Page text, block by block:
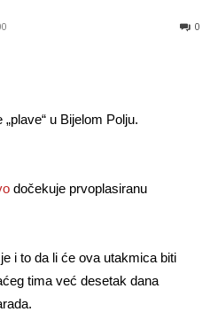
0
u Bijelom Polju.
dočekuje prvoplasiranu
i to da li će ova utakmica biti
tima već desetak dana